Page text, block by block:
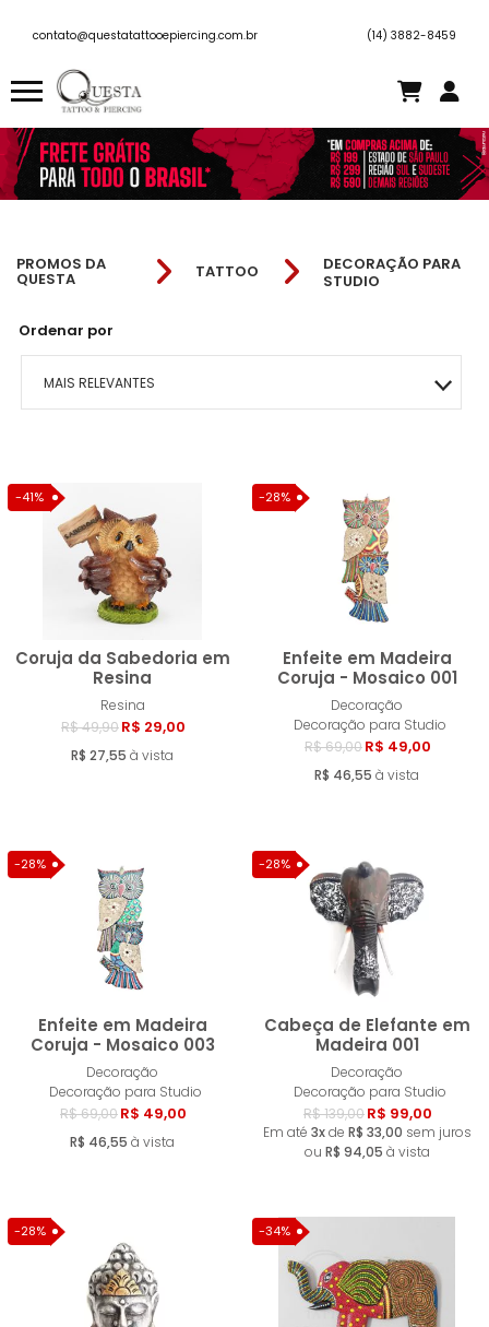
contato@questatattooepiercing.com.br (14) 3882-8459
PROMOS DA
QUESTA TATTOO
DECORAÇÃO PARA
STUDIO
Ordenar por
MAIS RELEVANTES
MENOR PREÇO
MAIOR PREÇO
-41%
Coruja da Sabedoria em
Resina
Resina
R$ 49,90R$ 29,00
R$ 27,55 à vista
Comprar
-28%
Enfeite em Madeira
Coruja - Mosaico 001
Decoração
Decoração para Studio
R$ 69,00R$ 49,00
R$ 46,55 à vista
-28%
Enfeite em Madeira
Coruja - Mosaico 003
Decoração
Decoração para Studio
R$ 69,00R$ 49,00
R$ 46,55 à vista
Comprar
-28%
Cabeça de Elefante em
Madeira 001
Decoração
Decoração para Studio
R$ 139,00R$ 99,00
Em até 3xde R$ 33,00 sem juros
ou R$ 94,05 à vista
-28% -34%